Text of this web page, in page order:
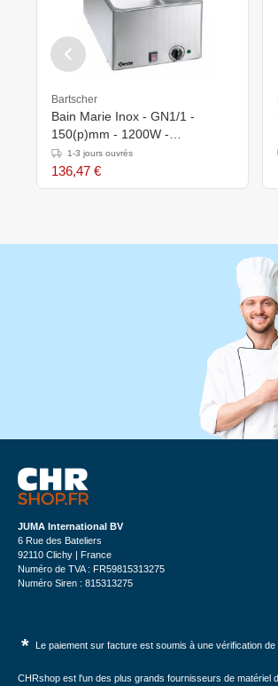
Bartscher
Bain Marie Inox - GN1/1 -
150(p)mm - 1200W -
338x540x248(h)mm
1-3 jours ouvrés
136,47 €
JUMA International BV
6 Rue des Bateliers
92110 Clichy | France
Numéro de TVA : FR59815313275
Numéro Siren : 815313275
* Le paiement sur facture est soumis à une vérification de
CHRshop est l'un des plus grands fournisseurs de matériel